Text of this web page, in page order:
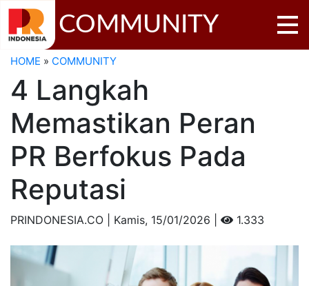
COMMUNITY
HOME » COMMUNITY
4 Langkah
Memastikan Peran
PR Berfokus Pada
Reputasi
PRINDONESIA.CO | Kamis, 15/01/2026 | 1.333